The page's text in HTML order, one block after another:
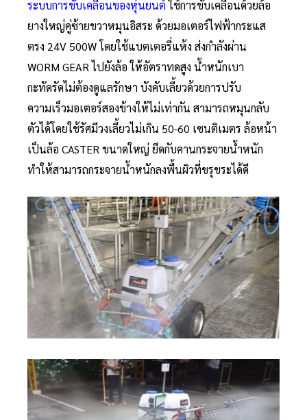
ระบบการขับเคลื่อนของหุ่นยนต์ใช้การขับเคลื่อนด้วยล้อ
ยางใหญ่คู่ซ้ายขวาหมุนอิสระ ด้วยมอเตอร์ไฟฟ้ากระแส
ตรง 24V 500W โดยใช้แบตเตอรี่แห้ง ส่งกำลังผ่าน
WORM GEAR ไปยังล้อ ให้อัตราทดสูง น้ำหนักเบา
กะทัดรัดไม่ต้องดูแลรักษา บังคับเลี้ยวด้วยการปรับ
ความเร็วมอเตอร์สองข้างให้ไม่เท่ากัน สามารถหมุนกลับ
ตัวได้โดยใช้รัศมีวงเลี้ยวไม่เกิน 50-60 เซนติเมตร ล้อหน้า
เป็นล้อ CASTER ขนาดใหญ่ ยึดกับคานกระจายน้ำหนัก
ทำให้สามารถกระจายน้ำหนักลงพื้นผิวที่ขรุขระได้ดี